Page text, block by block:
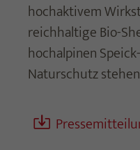
hochaktivem
reichhaltige Bio-
hochalpinen
Naturschutz